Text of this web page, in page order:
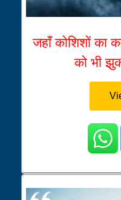
जहाँ कोशिशों का
को भी